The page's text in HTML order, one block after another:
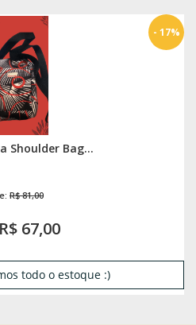
Shoulder Bag...
R$ 81,00
67,00
- 17%
todo o estoque :)